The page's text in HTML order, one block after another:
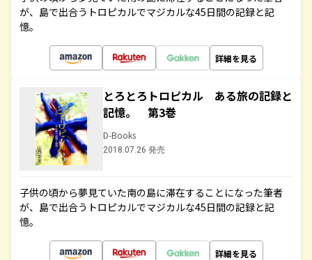
が、島で出合うトロピカルでマジカルな45日間の記録と記
憶。
詳細を見る
とろとろトロピカル ある旅の記録と
記憶。 第3巻
D-Books
2018.07.26 発売
子供の頃から夢見ていた南の島に滞在することになった筆者
が、島で出合うトロピカルでマジカルな45日間の記録と記
憶。
詳細を見る